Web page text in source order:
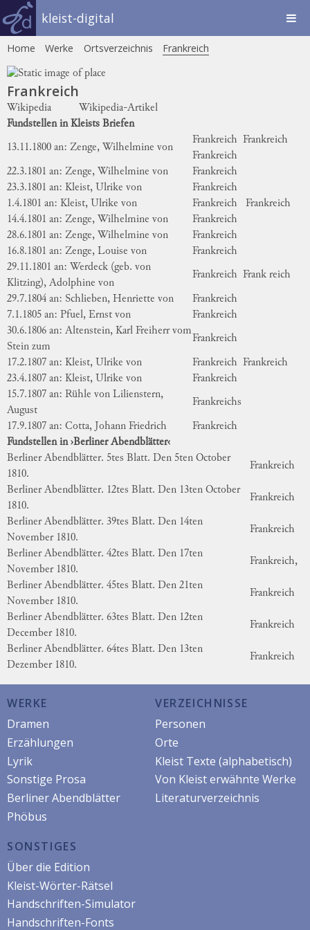
kleist-digital
Home Werke Ortsverzeichnis Frankreich
Frankreich
Wikipedia
Wikipedia-Artikel
Fundstellen in Kleists Briefen
13.11.1800 an: Zenge, Wilhelmine von
Frankreich Frankreich
Frankreich
22.3.1801 an: Zenge, Wilhelmine von
Frankreich
23.3.1801 an: Kleist, Ulrike von
Frankreich
1.4.1801 an: Kleist, Ulrike von
Frankreich
Frankreich
14.4.1801 an: Zenge, Wilhelmine von
Frankreich
28.6.1801 an: Zenge, Wilhelmine von
Frankreich
16.8.1801 an: Zenge, Louise von
Frankreich
29.11.1801 an: Werdeck (geb. von
Klitzing), Adolphine von
Frankreich Frank reich
29.7.1804 an: Schlieben, Henriette von
Frankreich
7.1.1805 an: Pfuel, Ernst von
Frankreich
30.6.1806 an: Altenstein, Karl Freiherr vom
Stein zum
Frankreich
17.2.1807 an: Kleist, Ulrike von Frankreich Frankreich
23.4.1807 an: Kleist, Ulrike von
Frankreich
15.7.1807 an: Rühle von Lilienstern,
August
Frankreichs
17.9.1807 an: Cotta, Johann Friedrich
Frankreich
Fundstellen in ›Berliner Abendblätter‹
Berliner Abendblätter. 5tes Blatt. Den 5ten October
1810.
Frankreich
Berliner Abendblätter. 12tes Blatt. Den 13ten October
1810.
Frankreich
Berliner Abendblätter. 39tes Blatt. Den 14ten
November 1810.
Frankreich
Berliner Abendblätter. 42tes Blatt. Den 17ten
November 1810.
Frankreich,
Berliner Abendblätter. 45tes Blatt. Den 21ten
November 1810.
Frankreich
Berliner Abendblätter. 63tes Blatt. Den 12ten
December 1810.
Frankreich
Berliner Abendblätter. 64tes Blatt. Den 13ten
Dezember 1810.
Frankreich
WERKE
Dramen
Erzählungen
Lyrik
Sonstige Prosa
Berliner Abendblätter
Phöbus
VERZEICHNISSE
Personen
Orte
Kleist Texte (alphabetisch)
Von Kleist erwähnte Werke
Literaturverzeichnis
SONSTIGES
Über die Edition
Kleist-Wörter-Rätsel
Handschriften-Simulator
Handschriften-Fonts